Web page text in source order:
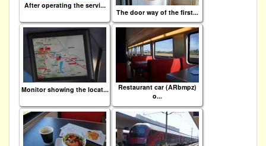
After operating the servi...
The door way of the first...
Monitor showing the locat...
Restaurant car (ARbmpz)
o...